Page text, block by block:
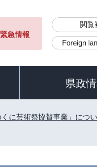
急情報
閲覧
Foreign
県政
くに芸術祭協賛事業」につ